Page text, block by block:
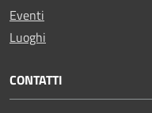
Eventi
Luoghi
CONTATTI